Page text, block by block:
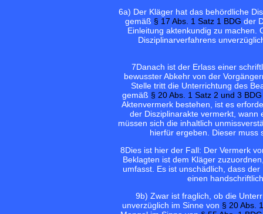
6a) Der Kläger hat das behördliche
gemäß § 17 Abs. 1 Satz 1 BDG der
Einleitung aktenkundig zu machen.
Disziplinarverfahrens
7Danach ist der Erlass einer
bewusster Abkehr von der
Stelle tritt die Unterrichtung des
gemäß § 20 Abs. 1 Satz 2 und 3 BDG
Aktenvermerk bestehen, ist es
der Disziplinarakte vermerkt, wann
müssen sich die inhaltlich
hierfür ergeben. Dieser muss
8Dies ist hier der Fall: Der Vermerk
Beklagten ist dem Kläger
umfasst. Es ist unschädlich, dass
einen
9b) Zwar ist fraglich, ob die
unverzüglich im Sinne von § 20 Abs.